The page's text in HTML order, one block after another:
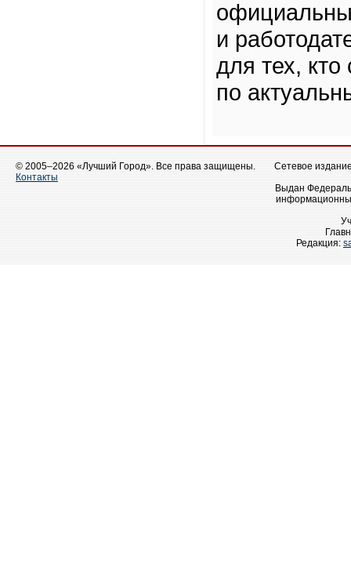
и
для тех,
по
© 2005–2026 «Лучший Город». Все права защищены.
Контакты
Сетевое
Выдан
Редакция: